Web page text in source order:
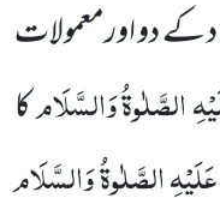
کے دو اورمعمولات
الصَّلٰوۃُوَالسَّلَامکا
عَلَیْہِالصَّلٰوۃُوَالسَّلَام